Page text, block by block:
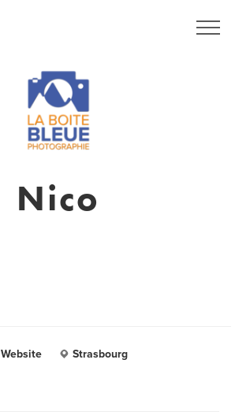
Nico
Website Strasbourg